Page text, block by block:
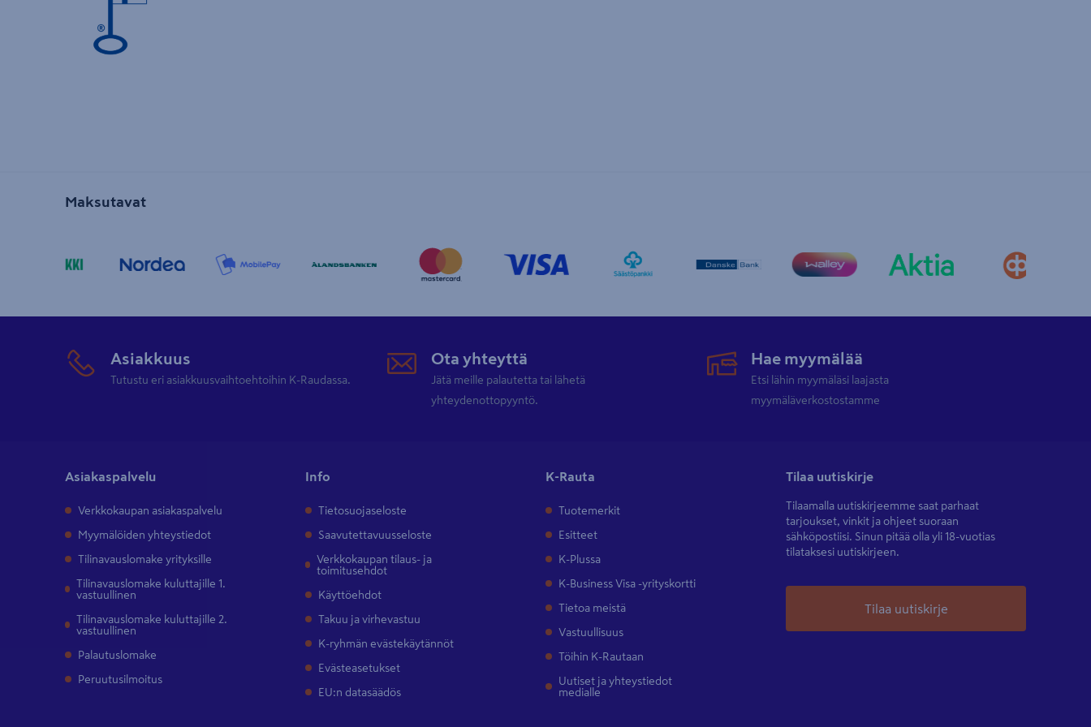
Maksutavat
Asiakkuus
Tutustu eri asiakkuusvaihtoehtoihin K-Raudassa.
Ota yhteyttä
Jätä meille palautetta tai lähetä
yhteydenottopyyntö.
Hae myymälää
Etsi lähin myymäläsi laajasta
myymäläverkostostamme
Asiakaspalvelu
Verkkokaupan asiakaspalvelu
Myymälöiden yhteystiedot
Tilinavauslomake yrityksille
Tilinavauslomake kuluttajille 1.
vastuullinen
Tilinavauslomake kuluttajille 2.
vastuullinen
Palautuslomake
Peruutusilmoitus
Info
Tietosuojaseloste
Saavutettavuusseloste
Verkkokaupan tilaus- ja
toimitusehdot
Käyttöehdot
Takuu ja virhevastuu
K-ryhmän evästekäytännöt
Evästeasetukset
EU:n datasäädös
K-Rauta
Tuotemerkit
Esitteet
K-Plussa
K-Business Visa -yrityskortti
Tietoa meistä
Vastuullisuus
Töihin K-Rautaan
Uutiset ja yhteystiedot
medialle
Tilaa uutiskirje
Tilaamalla uutiskirjeemme saat parhaat
tarjoukset, vinkit ja ohjeet suoraan
sähköpostiisi. Sinun pitää olla yli 18-vuotias
tilataksesi uutiskirjeen.
Tilaa uutiskirje